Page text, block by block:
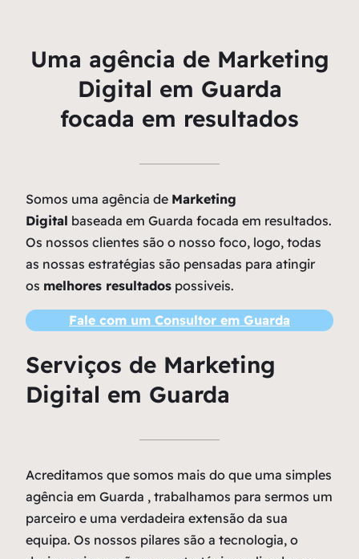
Uma agência de Marketing
Digital em Guarda
focada em resultados
Somos uma agência de Marketing
Digital baseada em Guarda focada em resultados.
Os nossos clientes são o nosso foco, logo, todas
as nossas estratégias são pensadas para atingir
os melhores resultados possiveis.
Fale com um Consultor em Guarda
Serviços de Marketing
Digital em Guarda
Acreditamos que somos mais do que uma simples
agência em Guarda , trabalhamos para sermos um
parceiro e uma verdadeira extensão da sua
equipa. Os nossos pilares são a tecnologia, o